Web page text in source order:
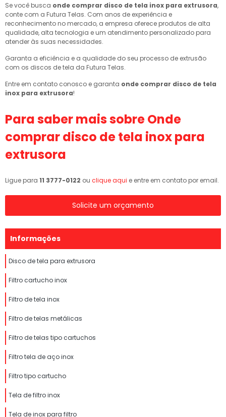
Se você busca onde comprar disco de tela inox para extrusora,
conte com a Futura Telas. Com anos de experiência e
reconhecimento no mercado, a empresa oferece produtos de alta
qualidade, alta tecnologia e um atendimento personalizado para
atender às suas necessidades.
Garanta a eficiência e a qualidade do seu processo de extrusão
com os discos de tela da Futura Telas.
Entre em contato conosco e garanta onde comprar disco de tela
inox para extrusora!
Para saber mais sobre Onde
comprar disco de tela inox para
extrusora
Ligue para 11 3777-0122 ou clique aqui e entre em contato por email.
Solicite um orçamento
Informações
Disco de tela para extrusora
Filtro cartucho inox
Filtro de tela inox
Filtro de telas metálicas
Filtro de telas tipo cartuchos
Filtro tela de aço inox
Filtro tipo cartucho
Tela de filtro inox
Tela de inox para filtro